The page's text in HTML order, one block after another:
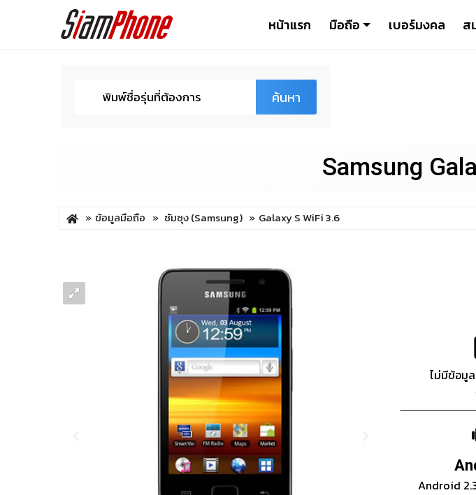
หน้าแรก มือถือ เบอร์มงคล ส
ค้นหา
Samsung
ข้อมูลมือถือ ซัมซุง (Samsung) Galaxy S WiFi 3.6
ไม่มีข้อมู
Android